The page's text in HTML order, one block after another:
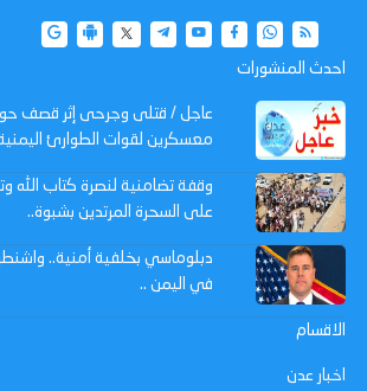
احدث المنشورات
عاجل / قتلى وجرحى إثر قصف
معسكرين لقوات الطوارئ
وقفة تضامنية لنصرة كتاب الله
على السحرة المرتدين بشبوة..
دبلوماسي بخلفية أمنية.. واشنطن
في اليمن ..
الاقسام
اخبار عدن